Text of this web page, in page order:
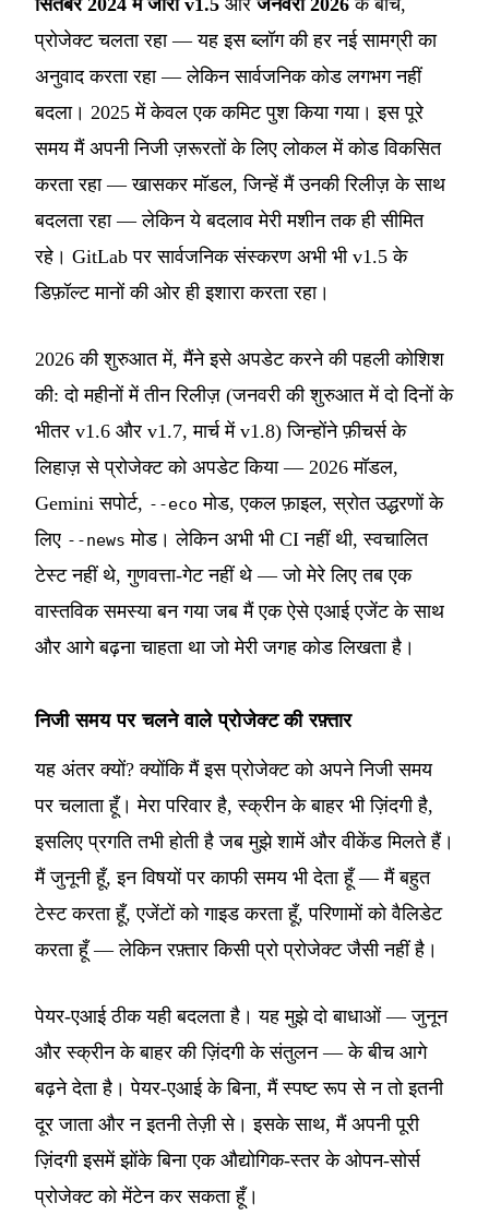
सितंबर 2024 में जारी v1.5 औरजनवरी 2026 के बीच,
प्रोजेक्ट चलता रहा — यह इस ब्लॉग की हर नई सामग्री का
अनुवाद करता रहा — लेकिन सार्वजनिक कोड लगभग नहीं
बदला। 2025 में केवल एक कमिट पुश किया गया। इस पूरे
समय मैं अपनी निजी ज़रूरतों के लिए लोकल में कोड विकसित
करता रहा — खासकर मॉडल, जिन्हें मैं उनकी रिलीज़ के साथ
बदलता रहा — लेकिन ये बदलाव मेरी मशीन तक ही सीमित
रहे। GitLab पर सार्वजनिक संस्करण अभी भी v1.5 के
डिफ़ॉल्ट मानों की ओर ही इशारा करता रहा।
2026 की शुरुआत में, मैंने इसे अपडेट करने की पहली कोशिश
की: दो महीनों में तीन रिलीज़ (जनवरी की शुरुआत में दो दिनों के
भीतर v1.6 और v1.7, मार्च में v1.8) जिन्होंने फ़ीचर्स के
लिहाज़ से प्रोजेक्ट को अपडेट किया — 2026 मॉडल,
Gemini सपोर्ट, --eco मोड, एकल फ़ाइल, स्रोत उद्धरणों के
लिए --news मोड। लेकिन अभी भी CI नहीं थी, स्वचालित
टेस्ट नहीं थे, गुणवत्ता-गेट नहीं थे — जो मेरे लिए तब एक
वास्तविक समस्या बन गया जब मैं एक ऐसे एआई एजेंट के साथ
और आगे बढ़ना चाहता था जो मेरी जगह कोड लिखता है।
निजी समय पर चलने वाले प्रोजेक्ट की रफ़्तार
यह अंतर क्यों? क्योंकि मैं इस प्रोजेक्ट को अपने निजी समय
पर चलाता हूँ। मेरा परिवार है, स्क्रीन के बाहर भी ज़िंदगी है,
इसलिए प्रगति तभी होती है जब मुझे शामें और वीकेंड मिलते हैं।
मैं जुनूनी हूँ, इन विषयों पर काफी समय भी देता हूँ — मैं बहुत
टेस्ट करता हूँ, एजेंटों को गाइड करता हूँ, परिणामों को वैलिडेट
करता हूँ — लेकिन रफ़्तार किसी प्रो प्रोजेक्ट जैसी नहीं है।
पेयर-एआई ठीक यही बदलता है। यह मुझे दो बाधाओं — जुनून
और स्क्रीन के बाहर की ज़िंदगी के संतुलन — के बीच आगे
बढ़ने देता है। पेयर-एआई के बिना, मैं स्पष्ट रूप से न तो इतनी
दूर जाता और न इतनी तेज़ी से। इसके साथ, मैं अपनी पूरी
ज़िंदगी इसमें झोंके बिना एक औद्योगिक-स्तर के ओपन-सोर्स
प्रोजेक्ट को मेंटेन कर सकता हूँ।